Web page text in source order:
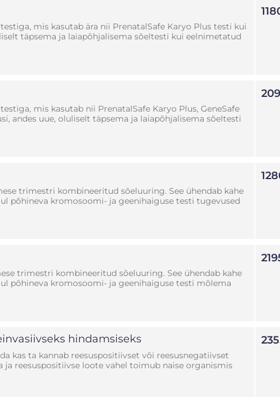
mis kasutab ära nii PrenatalSafe Karyo Plus testi kui
täpsema ja laiapõhjalisema sõeltesti kui eelnimetatud
mis kasutab nii PrenatalSafe Karyo Plus, GeneSafe
andes uue, oluliselt täpsema ja laiapõhjalisema sõeltesti
trimestri kombineeritud sõeluuring. See ühendab kahe
põhineva kromosoomi- ja geenihaiguse testi tugevused
trimestri kombineeritud sõeluuring. See ühendab kahe
põhineva kromosoomi- ja geenihaiguse testi mõlema
hindamsiseks
kas ta kannab reesuspositiivset või reesusnegatiivset
reesuspositiivse loote vahel toimub naise organismis